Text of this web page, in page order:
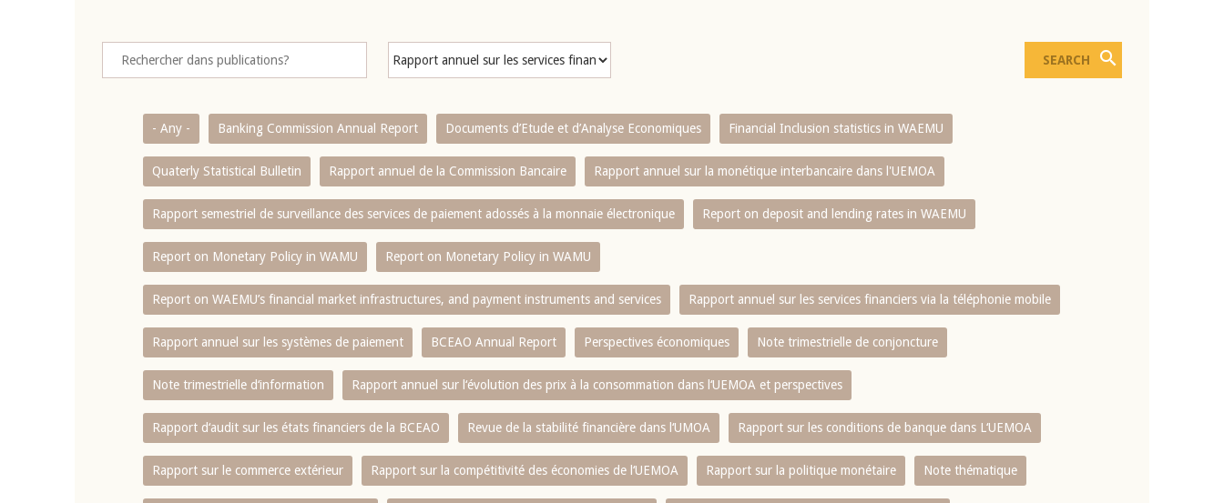
- Any - Banking Commission Annual Report Documents d’Etude et d’Analyse Economiques Financial Inclusion statistics in WAEMU
Quaterly Statistical Bulletin Rapport annuel de la Commission Bancaire Rapport annuel sur la monétique interbancaire dans l'UEMOA
Rapport semestriel de surveillance des services de paiement adossés à la monnaie électronique Report on deposit and lending rates in WAEMU
Report on Monetary Policy in WAMU Report on Monetary Policy in WAMU
Report on WAEMU’s financial market infrastructures, and payment instruments and services Rapport annuel sur les services financiers via la téléphonie mobile
Rapport annuel sur les systèmes de paiement BCEAO Annual Report Perspectives économiques Note trimestrielle de conjoncture
Note trimestrielle d‘information Rapport annuel sur l‘évolution des prix à la consommation dans l‘UEMOA et perspectives
Rapport d‘audit sur les états financiers de la BCEAO Revue de la stabilité financière dans l‘UMOA Rapport sur les conditions de banque dans L‘UEMOA
Rapport sur le commerce extérieur Rapport sur la compétitivité des économies de l‘UEMOA Rapport sur la politique monétaire Note thématique